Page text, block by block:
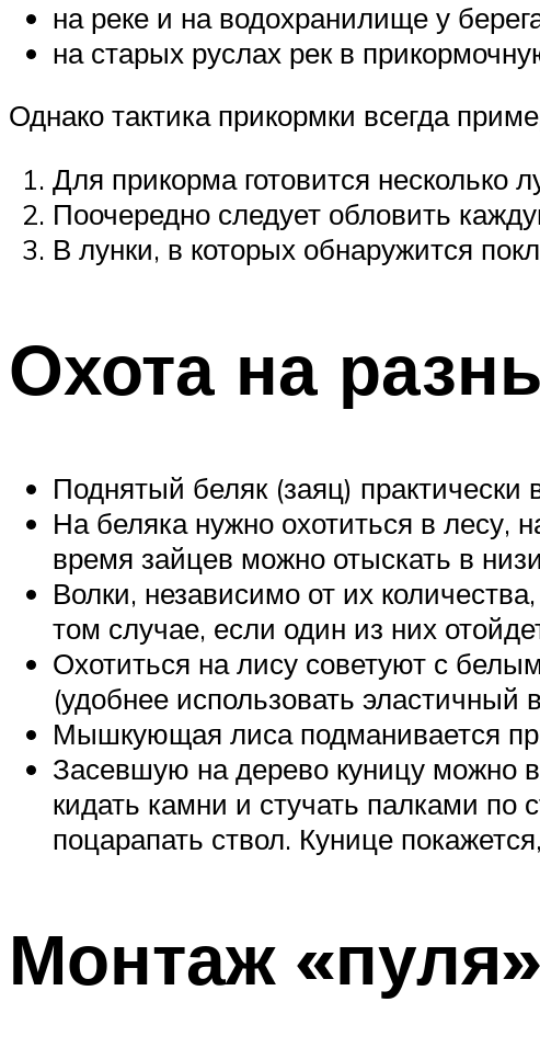
на реке и на водохранилище у
на старых руслах рек в
Однако тактика прикормки всегда
Для прикорма готовится несколько
Поочередно следует обловить
В лунки, в которых обнаружится
Охота на
Поднятый беляк (заяц) практически
На беляка нужно охотиться в лесу,
время зайцев можно отыскать в
Волки, независимо от их
том случае, если один из них
Охотиться на лису советуют с
(удобнее использовать эластичный
Мышкующая лиса подманивается
Засевшую на дерево куницу можно
кидать камни и стучать палками по
поцарапать ствол. Кунице
Монтаж